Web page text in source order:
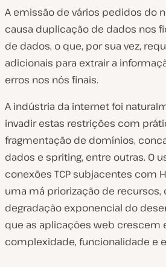
A emissão de vários pedidos do
causa duplicação de dados nos
de dados, o que, por sua vez,
adicionais para extrair a
erros nos nós finais.
A indústria da internet foi
invadir estas restrições com
fragmentação de domínios,
dados e spriting, entre outras. O
conexões TCP subjacentes com
uma má priorização de recursos,
degradação exponencial do
que as aplicações web crescem
complexidade, funcionalidade e